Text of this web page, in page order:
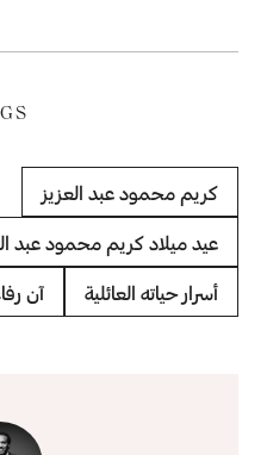
كريم محمود عبد العزيز
عيد ميلاد كريم محمود عبد
أسرار حياته العائلية آن